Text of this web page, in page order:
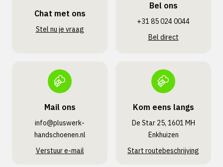
Chat met ons
Stel nu je vraag
Bel ons
+31 85 024 0044
Bel direct
Mail ons
info@pluswerk­
handschoenen.nl
Verstuur e-mail
Kom eens langs
De Star 25, 1601 MH
Enkhuizen
Start routebeschrijving